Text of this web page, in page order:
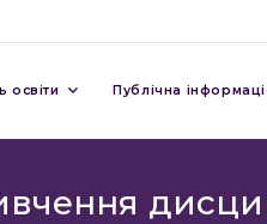
освіти Публічна